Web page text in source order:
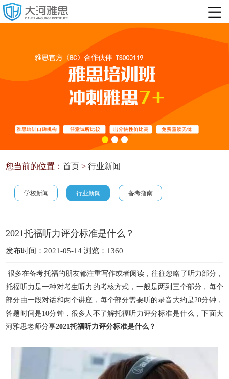
您当前的位置：首页 >行业新闻
学校新闻 行业新闻 备考指南
2021托福听力评分标准是什么？
发布时间：2021-05-14 浏览：1360
很多在备考托福的朋友都注重写作或者阅读，往往忽略了听力部分，
托福听力是一种对考生听力的考核方式，一般是两到三个部分，每个
部分由一段对话和两个讲座，每个部分需要听的录音大约是20分钟，
答题时间是10分钟，很多人不了解托福听力评分标准是什么，下面大
河雅思老师分享2021托福听力评分标准是什么？